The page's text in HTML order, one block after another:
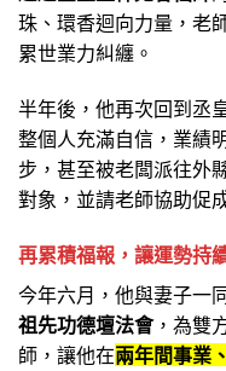
珠、環香迴向力量，老
累世業力糾纏。
半年後，他再次回到丞
整個人充滿自信，業績
步，甚至被老闆派往外
對象，並請老師協助促
再累積福報，讓運勢持
今年六月，他與妻子一
祖先功德壇法會，為雙
師，讓他在兩年間事業